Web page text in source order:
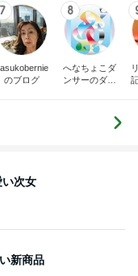
7
のブログ
8
へなちょこダ
ンサーのダン
次女
新商品